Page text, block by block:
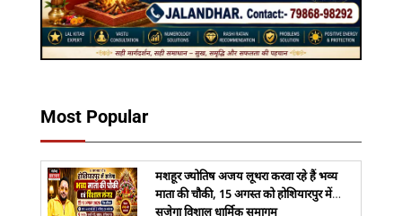
Most Popular
मशहूर ज्योतिष अजय लूथरा करवा रहे हैं भव्य
माता की चौकी, 15 अगस्त को होशियारपुर में
सजेगा विशाल धार्मिक समागम